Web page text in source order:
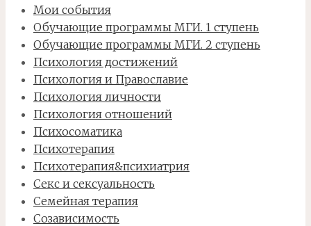
Мои события
Обучающие программы МГИ. 1 ступень
Обучающие программы МГИ. 2 ступень
Психология достижений
Психология и Православие
Психология личности
Психология отношений
Психосоматика
Психотерапия
Психотерапия&психиатрия
Секс и сексуальность
Семейная терапия
Созависимость